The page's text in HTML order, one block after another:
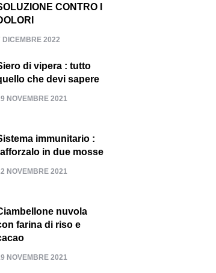
CONTRO I
DICEMBRE 2022
di vipera : tutto
che devi sapere
NOVEMBRE 2021
immunitario :
in due mosse
NOVEMBRE 2021
nuvola
farina di riso e
NOVEMBRE 2021